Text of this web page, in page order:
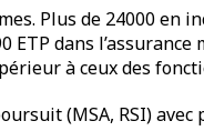
Plus de 24000 en
dans l’assurance
à ceux des
(MSA, RSI)